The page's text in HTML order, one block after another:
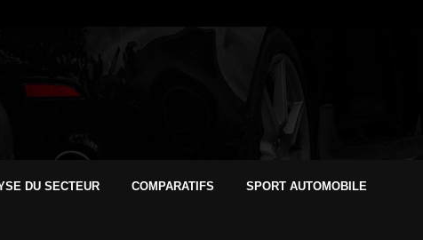
DU SECTEUR COMPARATIFS SPORT AUTOMOBILE